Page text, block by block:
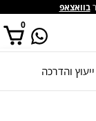
בוואצאפ
0
בסל הקניות.
ייעוץ והדרכה